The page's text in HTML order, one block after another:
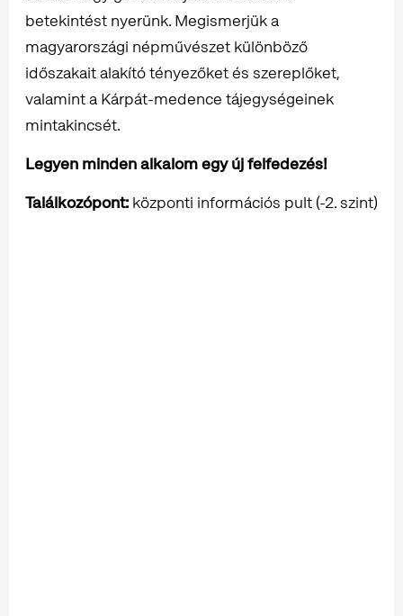
betekintést nyerünk. Megismerjük a
magyarországi népművészet különböző
időszakait alakító tényezőket és szereplőket,
valamint a Kárpát-medence tájegységeinek
mintakincsét.
Legyen minden alkalom egy új felfedezés!
Találkozópont: központi információs pult (-2. szint)